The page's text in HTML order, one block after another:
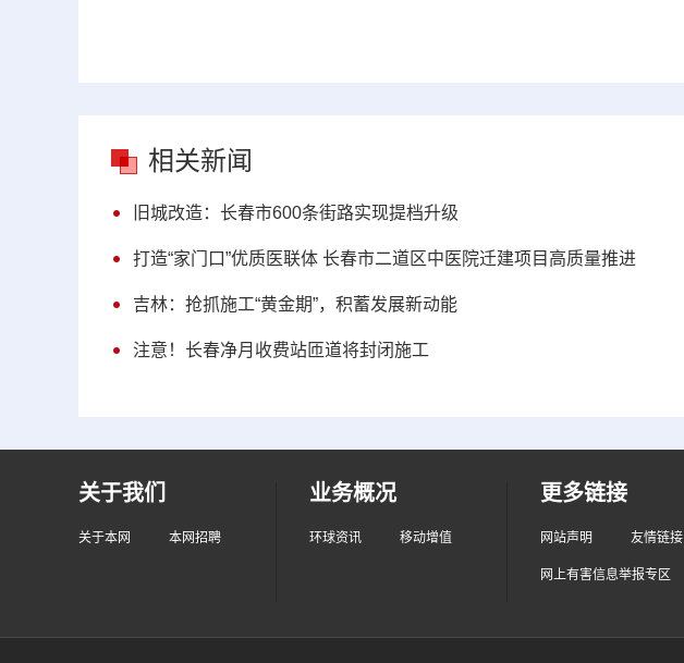
相关新闻
旧城改造：长春市600条街路实现提档升级
打造“家门口”优质医联体 长春市二道区中医院迁建项目高质量推进
吉林：抢抓施工“黄金期”，积蓄发展新动能
注意！长春净月收费站匝道将封闭施工
关于我们
关于本网 本网招聘
业务概况
环球资讯 移动增值
更多链接
网站声明 友情链接
网上有害信息举报专区